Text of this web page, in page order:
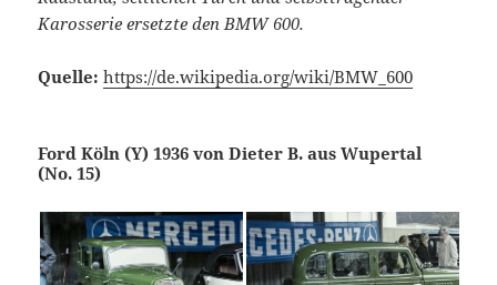
Karosserie ersetzte den BMW 600.
Quelle: https://de.wikipedia.org/wiki/BMW_600
Ford Köln (Y) 1936 von Dieter B. aus Wupertal
(No. 15)